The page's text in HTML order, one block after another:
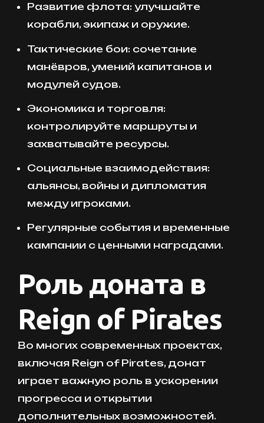
Развитие флота: улучшайте
корабли, экипаж и оружие.
Тактические бои: сочетание
манёвров, умений капитанов и
модулей судов.
Экономика и торговля:
контролируйте маршруты и
захватывайте ресурсы.
Социальные взаимодействия:
альянсы, войны и дипломатия
между игроками.
Регулярные события и временные
кампании с ценными наградами.
Роль доната в
Reign of Pirates
Во многих современных проектах,
включая Reign of Pirates, донат
играет важную роль в ускорении
прогресса и открытии
дополнительных возможностей.